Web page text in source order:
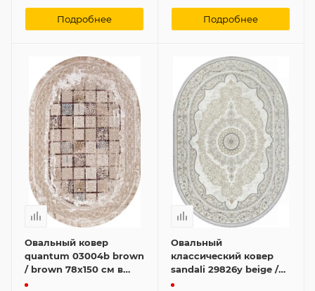
Подробнее Подробнее
Овальный ковер
quantum 03004b brown
/ brown 78x150 см в
классическом стиле
Овальный
классический ковер
sandali 29826y beige /
cream 80x150 см